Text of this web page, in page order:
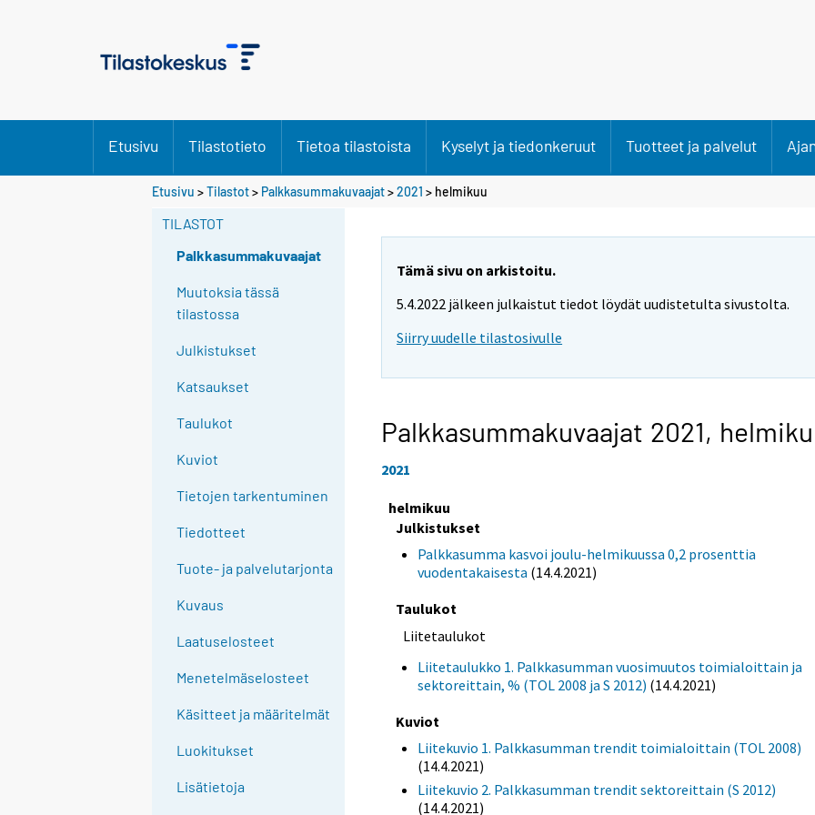
Etusivu Tilastotieto Tietoa tilastoista Kyselyt ja tiedonkeruut Tuotteet ja palvelut
Etusivu >Tilastot> Palkkasummakuvaajat>2021 > helmikuu
TILASTOT
Palkkasummakuvaajat
Muutoksia tässä
tilastossa
Julkistukset
Katsaukset
Taulukot
Kuviot
Tietojen tarkentuminen
Tiedotteet
Tuote- ja palvelutarjonta
Kuvaus
Laatuselosteet
Menetelmäselosteet
Käsitteet ja määritelmät
Luokitukset
Lisätietoja
Tämä sivu on arkistoitu.
5.4.2022 jälkeen julkaistut tiedot löydät uudistetulta sivustolta.
Siirry uudelle tilastosivulle
Palkkasummakuvaajat 2021,
2021
helmikuu
Julkistukset
Palkkasumma kasvoi joulu-helmikuussa 0,2 prosenttia
vuodentakaisesta (14.4.2021)
Taulukot
Liitetaulukot
Liitetaulukko 1. Palkkasumman vuosimuutos toimialoittain ja
sektoreittain, % (TOL 2008 ja S 2012) (14.4.2021)
Kuviot
Liitekuvio 1. Palkkasumman trendit toimialoittain (TOL 2008)
(14.4.2021)
Liitekuvio 2. Palkkasumman trendit sektoreittain (S 2012)
(14.4.2021)